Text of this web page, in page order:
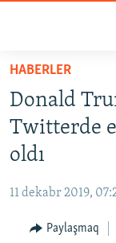
Esas
qaytmaq
Baş
navigatsiyağa
qaytmaq
Qıdıruvğa
HABERLER
İQTİSADİYAT
MEDENİYET
İNSAN AQLARI
HABERLER
Donald
Twitterde
oldı
11 dekabr 2019,
Paylaşmaq